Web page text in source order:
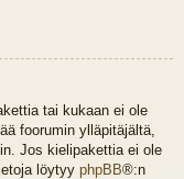
tai kukaan ei ole
foorumin ylläpitäjältä,
Jos kielipakettia ei ole
löytyy phpBB®:n